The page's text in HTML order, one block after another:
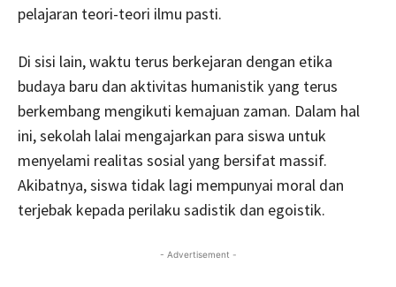
pelajaran teori-teori ilmu pasti.
Di sisi lain, waktu terus berkejaran dengan etika
budaya baru dan aktivitas humanistik yang terus
berkembang mengikuti kemajuan zaman. Dalam hal
ini, sekolah lalai mengajarkan para siswa untuk
menyelami realitas sosial yang bersifat massif.
Akibatnya, siswa tidak lagi mempunyai moral dan
terjebak kepada perilaku sadistik dan egoistik.
- Advertisement -